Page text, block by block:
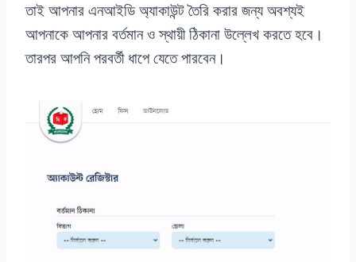
তাই আপনার এনআইডি অ্যাকাউন্ট তৈরি করার জন্য অবশ্যই
আপনাকে আপনার বর্তমান ও স্থায়ী ঠিকানা উল্লেখ করতে হবে।
তারপর আপনি পরবর্তী ধাপে যেতে পারবেন।